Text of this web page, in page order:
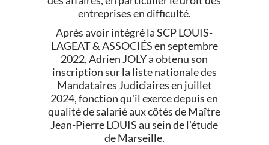
entreprises en difficulté.
Après avoir intégré la SCP LOUIS-
LAGEAT & ASSOCIÉS en septembre
2022, Adrien JOLY a obtenu son
inscription sur la liste nationale des
Mandataires Judiciaires en juillet
2024, fonction qu'il exerce depuis en
qualité de salarié aux côtés de Maître
Jean-Pierre LOUIS au sein de l'étude
de Marseille.